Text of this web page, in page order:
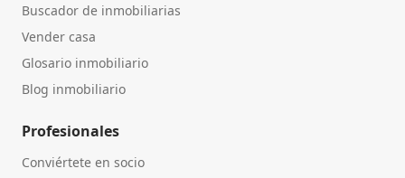
Buscador de inmobiliarias
Vender casa
Glosario inmobiliario
Blog inmobiliario
Profesionales
Conviértete en socio